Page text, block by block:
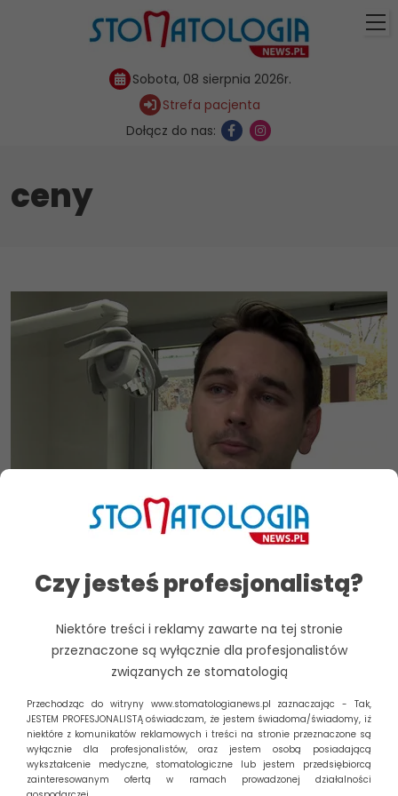
Zarządzaj zgodą
Aby zapewnić jak najlepsze wrażenia, korzystamy z technologii,
takich jak pliki cookie, do przechowywania i/lub uzyskiwania
dostępu do informacji o urządzeniu. Zgoda na te technologie
pozwoli nam przetwarzać dane, takie jak zachowanie podczas
Czy jesteś profesjonalistą?
Niektóre treści i reklamy zawarte na tej stronie
przeznaczone są wyłącznie dla profesjonalistów
związanych ze stomatologią
Przechodząc do witryny www.stomatologianews.pl zaznaczając - Tak,
JESTEM PROFESJONALISTĄ oświadczam, że jestem świadoma/świadomy, iż
niektóre z komunikatów reklamowych i treści na stronie przeznaczone są
wyłącznie dla profesjonalistów, oraz jestem osobą posiadającą
wykształcenie medyczne, stomatologiczne lub jestem przedsiębiorcą
zainteresowanym ofertą w ramach prowadzonej działalności
Sobota, 08 sierpnia 2026r.
Strefa pacjenta
Dołącz do nas:
ceny
Wybielanie zębów coraz popularniejsze
w ostatnich latach mocno spadły. Metoda laserowa,
uważana obecnie przez wielu...
Szukaj